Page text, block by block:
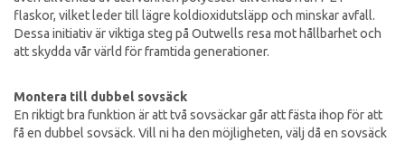
flaskor, vilket leder till lägre koldioxidutsläpp och minskar avfall.
Dessa initiativ är viktiga steg på Outwells resa mot hållbarhet och
att skydda vår värld för framtida generationer.
Montera till dubbel sovsäck
En riktigt bra funktion är att två sovsäckar går att fästa ihop för att
få en dubbel sovsäck. Vill ni ha den möjligheten, välj då en sovsäck